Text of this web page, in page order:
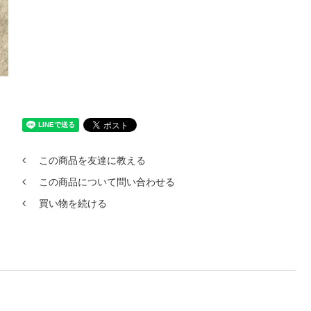
この商品を友達に教える
この商品について問い合わせる
買い物を続ける